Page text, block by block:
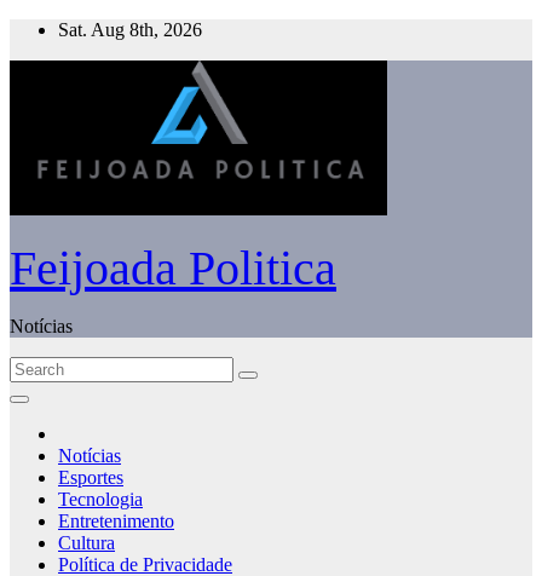
Skip
Sat. Aug 8th, 2026
Feijoada Politica
Notícias
Notícias
Esportes
Tecnologia
Entretenimento
Cultura
Política de Privacidade